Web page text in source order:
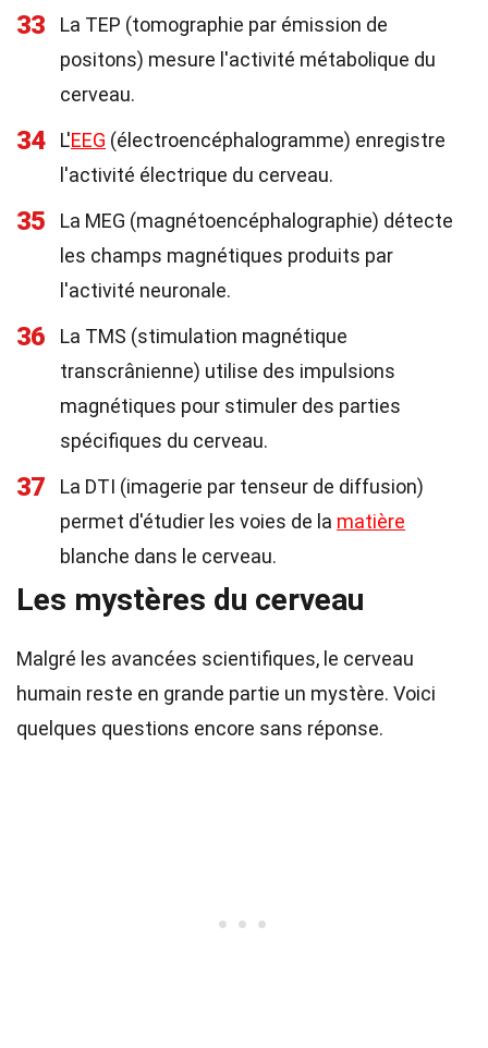
33
La TEP (tomographie par émission de
positons) mesure l'activité métabolique du
cerveau.
34 L'EEG (électroencéphalogramme) enregistre
l'activité électrique du cerveau.
35
La MEG (magnétoencéphalographie) détecte
les champs magnétiques produits par
l'activité neuronale.
36
La TMS (stimulation magnétique
transcrânienne) utilise des impulsions
magnétiques pour stimuler des parties
spécifiques du cerveau.
37
La DTI (imagerie par tenseur de diffusion)
permet d'étudier les voies de la matière
blanche dans le cerveau.
Les mystères du cerveau
Malgré les avancées scientifiques, le cerveau
humain reste en grande partie un mystère. Voici
quelques questions encore sans réponse.